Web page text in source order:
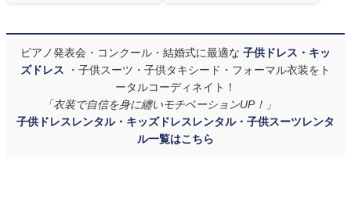
ピアノ発表会・コンクール・結婚式に最適な 子供ドレス・キッ
ズドレス
・子供スーツ・子供タキシード・フォーマル衣装をト
ータルコーディネイト！
「衣装で自信を身に纏いモチベーションUP！」
子供ドレスレンタル・キッズドレスレンタル・子供スーツレンタ
ル一覧はこちら